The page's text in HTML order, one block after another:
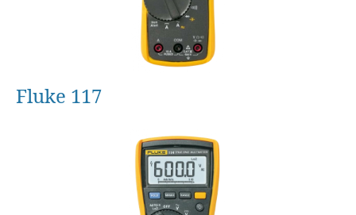
Fluke 117